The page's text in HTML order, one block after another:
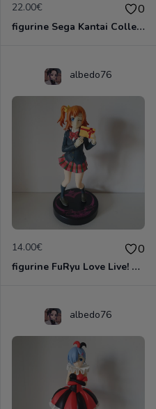
22.00€ 0
figurine Sega Kantai Collection: Kancolle: Shimakaze Premium
albedo76
14.00€ 0
figurine FuRyu Love Live! School Idol Project Figure complète Kousaka Honoka
albedo76